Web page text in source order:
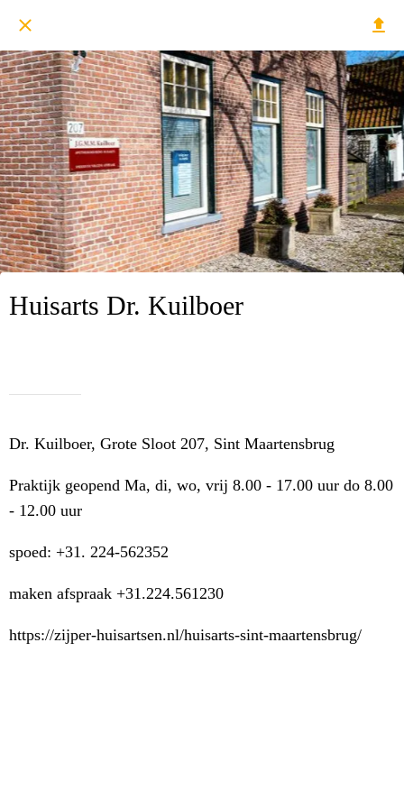
Huisarts Dr. Kuilboer
Dr. Kuilboer, Grote Sloot 207, Sint Maartensbrug
Praktijk geopend Ma, di, wo, vrij 8.00 - 17.00 uur do 8.00
- 12.00 uur
spoed: +31. 224-562352
maken afspraak +31.224.561230
https://zijper-huisartsen.nl/huisarts-sint-maartensbrug/